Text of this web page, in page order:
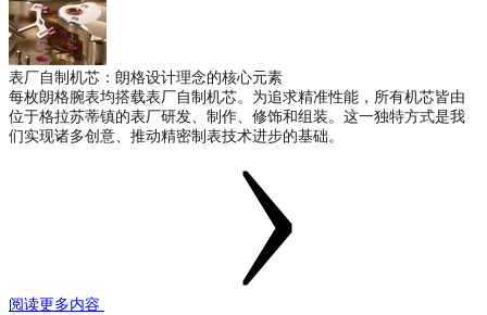
表厂自制机芯：朗格设计理念的核心元素
每枚朗格腕表均搭载表厂自制机芯。为追求精准性能，所有机芯皆由
位于格拉苏蒂镇的表厂研发、制作、修饰和组装。这一独特方式是我
们实现诸多创意、推动精密制表技术进步的基础。
阅读更多内容